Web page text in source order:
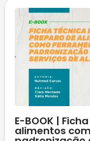
E-BOOK |
alimentos